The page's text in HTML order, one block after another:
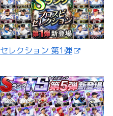
セレクション 第1弾